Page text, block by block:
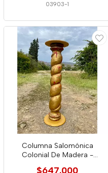
03903-1
Columna Salomónica
Colonial De Madera -
$647.000